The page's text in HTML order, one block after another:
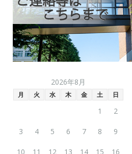
2026年8月
月 火 水 木 金 土 日
1 2
3 4 5 6 7 8 9
10 11 12 13 14 15 16